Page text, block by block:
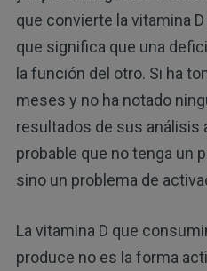
que convierte la vitamina
que significa que una
la función del otro. Si ha
meses y no ha notado
resultados de sus análisis
probable que no tenga un
sino un problema de
La vitamina D que
produce no es la forma